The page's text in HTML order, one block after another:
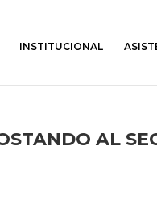
INSTITUCIONAL
AL